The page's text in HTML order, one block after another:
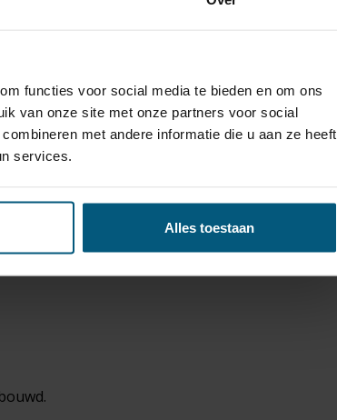
functies voor social media te bieden en om ons
van onze site met onze partners voor social
met andere informatie die u aan ze heeft
services.
Alles toestaan
trekhaak gemonteerd is.